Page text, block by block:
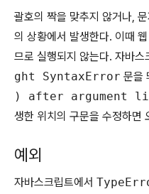
괄호의 짝을 맞추지 않거나,
의 상황에서 발생한다. 이때
므로 실행되지 않는다. 자바스
ght SyntaxError 문을
) after argument
생한 위치의 구문을 수정하면
예외
자바스크립트에서